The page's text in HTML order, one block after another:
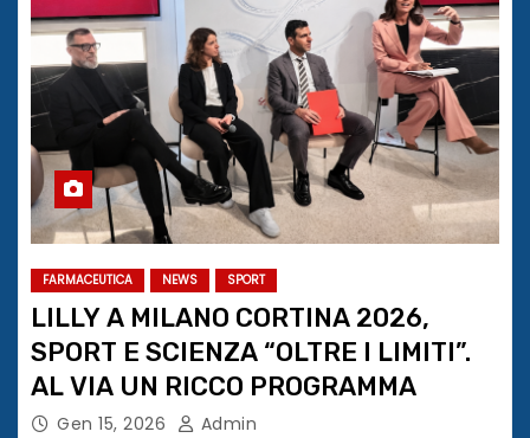
FARMACEUTICA NEWS SPORT
LILLY A MILANO CORTINA 2026,
SPORT E SCIENZA “OLTRE I LIMITI”.
AL VIA UN RICCO PROGRAMMA
Gen 15, 2026 Admin